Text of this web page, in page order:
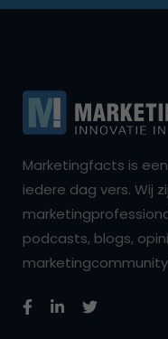
Marketingfacts is
iedere dag vers. Wij
podcasts, blogs,